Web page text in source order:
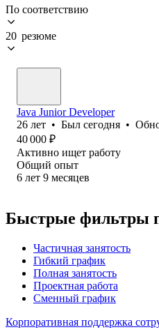
По соответствию
20 резюме
Java Junior Developer
26 лет • Был сегодня •
40 000 ₽
Активно ищет работу
Общий опыт
6 лет 9 месяцев
Быстрые фильтры
Частичная занятость
Гибкий график
Полная занятость
Проектная работа
Сменный график
Корпоративная поддержка